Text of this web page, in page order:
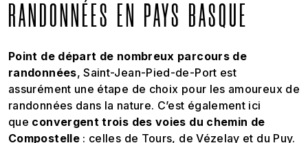
RANDONNÉES EN PAYS BASQUE
Point de départ de nombreux parcours de
randonnées, Saint-Jean-Pied-de-Port est
assurément une étape de choix pour les amoureux de
randonnées dans la nature. C’est également ici
que convergent trois des voies du chemin de
Compostelle : celles de Tours, de Vézelay et du Puy.